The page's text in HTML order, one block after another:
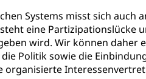
Systems misst sich auch
eine Partizipationslücke
wird. Wir können
Politik sowie die
organisierte